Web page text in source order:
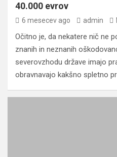
40.000 evrov
6 mesecev ago admin
Očitno je, da nekatere nič ne
znanih in neznanih
severovzhodu države imajo
obravnavajo kakšno spletno